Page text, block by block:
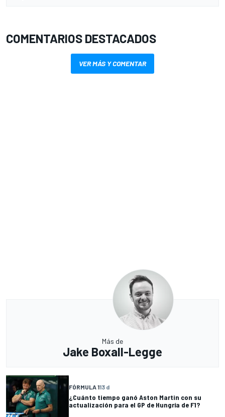
COMENTARIOS DESTACADOS
VER MÁS Y COMENTAR
Más de
Jake Boxall-Legge
FÓRMULA 113 d
¿Cuánto tiempo ganó Aston Martin con su
actualización para el GP de Hungría de F1?